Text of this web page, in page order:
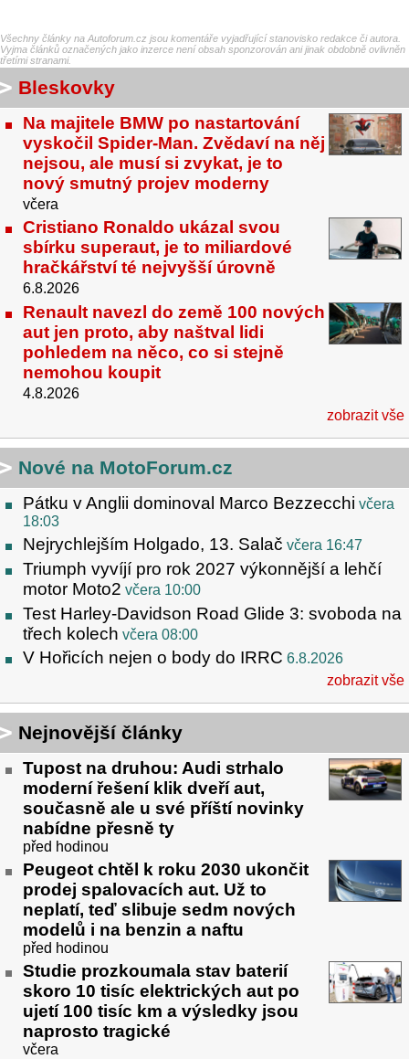
Všechny články na Autoforum.cz jsou komentáře vyjadřující stanovisko redakce či autora.
Vyjma článků označených jako inzerce není obsah sponzorován ani jinak obdobně ovlivněn
třetími stranami.
Bleskovky
Na majitele BMW po nastartování
vyskočil Spider-Man. Zvědaví na něj
nejsou, ale musí si zvykat, je to
nový smutný projev moderny
včera
Cristiano Ronaldo ukázal svou
sbírku superaut, je to miliardové
hračkářství té nejvyšší úrovně
6.8.2026
Renault navezl do země 100 nových
aut jen proto, aby naštval lidi
pohledem na něco, co si stejně
nemohou koupit
4.8.2026
zobrazit vše
Nové na MotoForum.cz
Pátku v Anglii dominoval Marco Bezzecchi včera
18:03
Nejrychlejším Holgado, 13. Salač včera 16:47
Triumph vyvíjí pro rok 2027 výkonnější a lehčí
motor Moto2 včera 10:00
Test Harley-Davidson Road Glide 3: svoboda na
třech kolech včera 08:00
V Hořicích nejen o body do IRRC 6.8.2026
zobrazit vše
Nejnovější články
Tupost na druhou: Audi strhalo
moderní řešení klik dveří aut,
současně ale u své příští novinky
nabídne přesně ty
před hodinou
Peugeot chtěl k roku 2030 ukončit
prodej spalovacích aut. Už to
neplatí, teď slibuje sedm nových
modelů i na benzin a naftu
před hodinou
Studie prozkoumala stav baterií
skoro 10 tisíc elektrických aut po
ujetí 100 tisíc km a výsledky jsou
naprosto tragické
včera